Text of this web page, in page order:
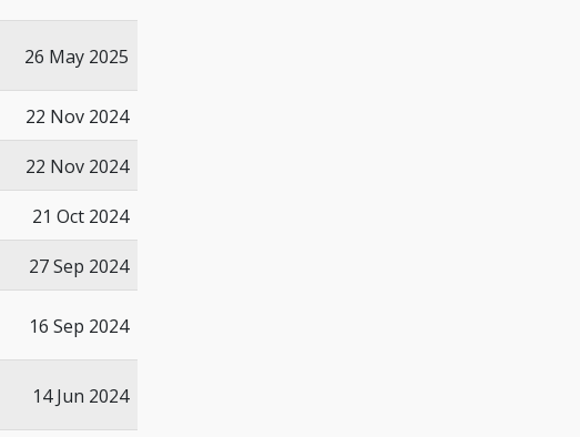
26 May 2025
22 Nov 2024
22 Nov 2024
21 Oct 2024
27 Sep 2024
16 Sep 2024
14 Jun 2024